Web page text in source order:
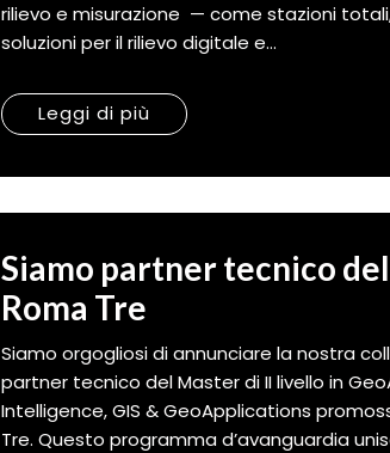
rilievo e misurazione — come stazioni
soluzioni per il rilievo digitale e...
Leggi di più
Siamo partner tecnico
Roma Tre
Siamo orgogliosi di annunciare la nostra
partner tecnico del Master di II livello in
Intelligence, GIS & GeoApplications
Tre. Questo programma d’avanguardia